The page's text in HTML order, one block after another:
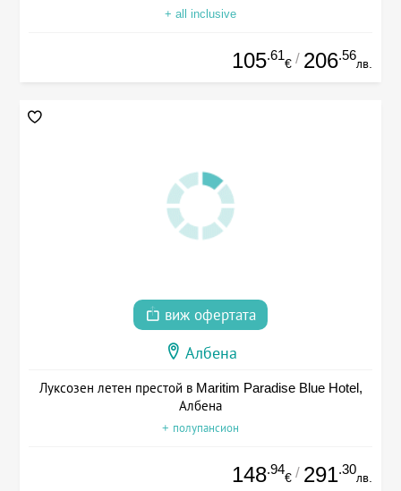
+ all inclusive
105.61
€ / 206.56
лв.
виж офертата
Албена
Луксозен летен престой в Maritim Paradise Blue Hotel,
Албена
+ полупансион
148.94
€ / 291.30
лв.